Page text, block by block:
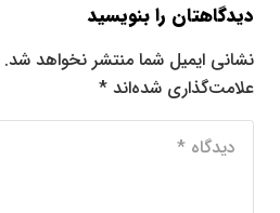
دیدگاهتان را بنویسید
نشانی ایمیل شما منتشر نخواهد شد.
علامت‌گذاری شده‌اند *